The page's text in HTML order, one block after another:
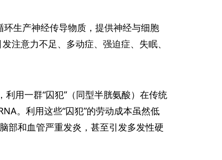
生产神经传导物质，提供神经与细胞
注意力不足、多动症、强迫症、失眠、
利用一群“囚犯”（同型半胱氨酸）在传统
。利用这些“囚犯”的劳动成本虽然低
部和血管严重发炎，甚至引发多发性硬